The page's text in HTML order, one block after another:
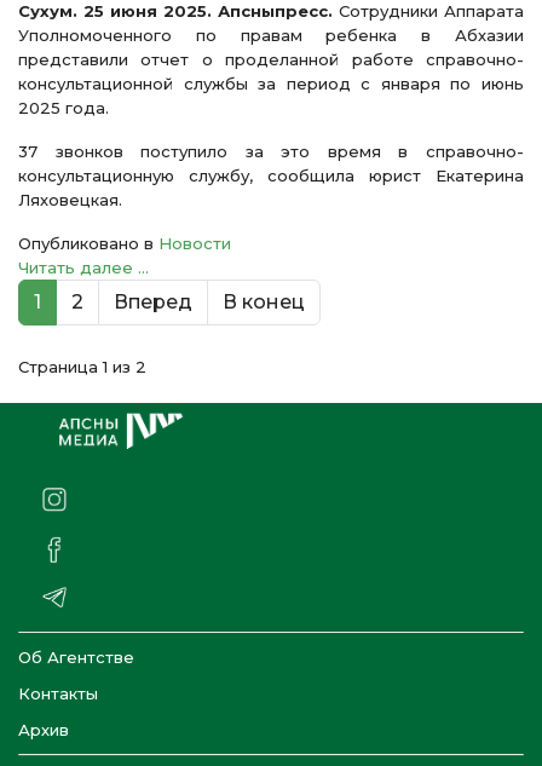
Сухум. 25 июня 2025. Апсныпресс. Сотрудники Аппарата
Уполномоченного по правам ребенка в Абхазии
представили отчет о проделанной работе справочно-
консультационной службы за период с января по июнь
2025 года.
37 звонков поступило за это время в справочно-
консультационную службу, сообщила юрист Екатерина
Ляховецкая.
Опубликовано в Новости
Читать далее ...
1 2 Вперед В конец
Страница 1 из 2
Об Агентстве
Контакты
Архив